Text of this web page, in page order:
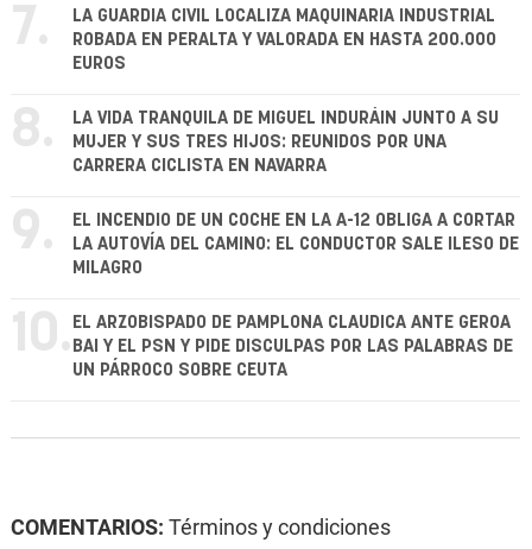
7.
LA GUARDIA CIVIL LOCALIZA MAQUINARIA INDUSTRIAL
ROBADA EN PERALTA Y VALORADA EN HASTA 200.000
EUROS
8.
LA VIDA TRANQUILA DE MIGUEL INDURÁIN JUNTO A SU
MUJER Y SUS TRES HIJOS: REUNIDOS POR UNA
CARRERA CICLISTA EN NAVARRA
9.
EL INCENDIO DE UN COCHE EN LA A-12 OBLIGA A CORTAR
LA AUTOVÍA DEL CAMINO: EL CONDUCTOR SALE ILESO DE
MILAGRO
10. EL ARZOBISPADO DE PAMPLONA CLAUDICA ANTE GEROA
BAI Y EL PSN Y PIDE DISCULPAS POR LAS PALABRAS DE
UN PÁRROCO SOBRE CEUTA
COMENTARIOS: Términos y condiciones